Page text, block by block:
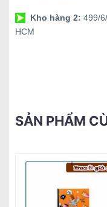
Kho hàng 2: 499/
HCM
SẢN PHẨM